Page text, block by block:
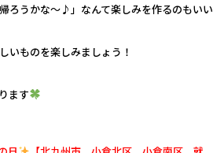
ろうかな～♪」なんて楽しみを作るのもいい
いものを楽しみましょう！
ます